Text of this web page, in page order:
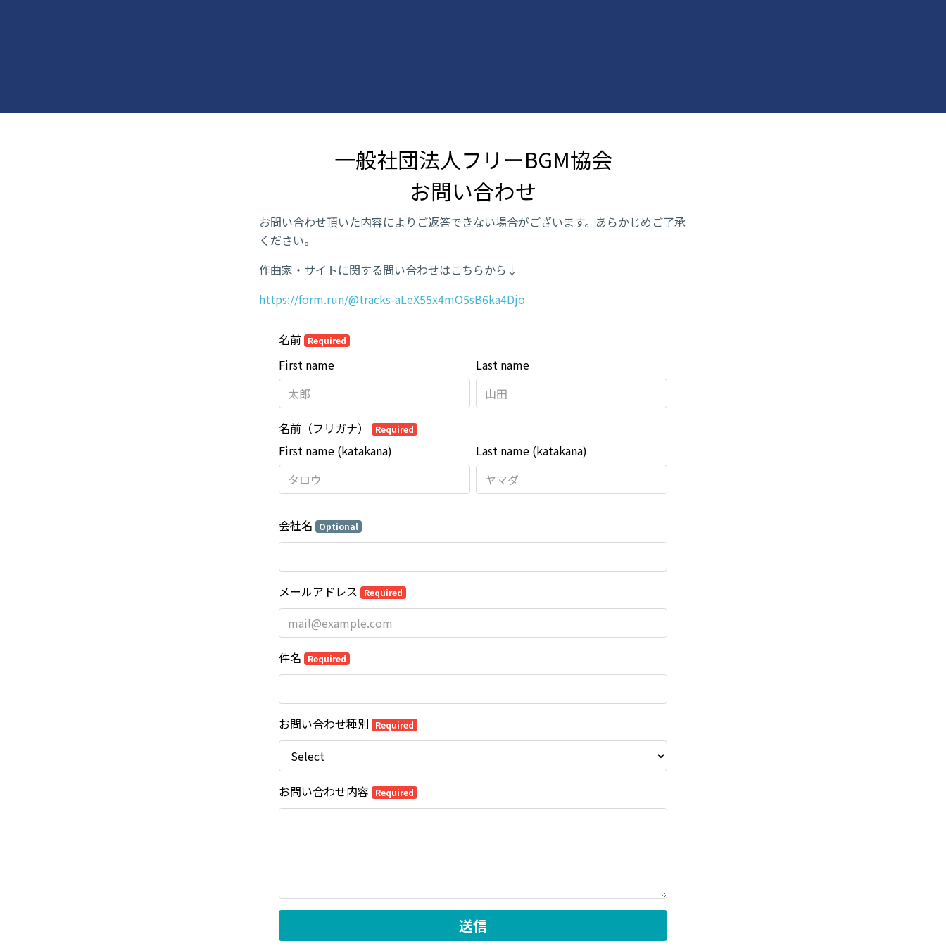
一般社団法人フリーBGM協会
お問い合わせ
お問い合わせ頂いた内容によりご返答できない場合がございます。あらかじめご了承
ください。
作曲家・サイトに関する問い合わせはこちらから↓
https://form.run/@tracks-aLeX55x4mO5sB6ka4Djo
名前 Required
Last name
First name
名前（フリガナ） Required
Last name (katakana)
First name (katakana)
会社名 Optional
メールアドレス Required
件名 Required
お問い合わせ種別 Required
お問い合わせ内容 Required
送信